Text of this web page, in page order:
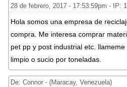
28 de febrero, 2017 - 17:53:59pm - IP:
Hola somos una empresa de
compra. Me interesa comprar
pet pp y post industrial etc.
limpio o sucio por toneladas.
De: Connor - (Maracay, Venezuela)